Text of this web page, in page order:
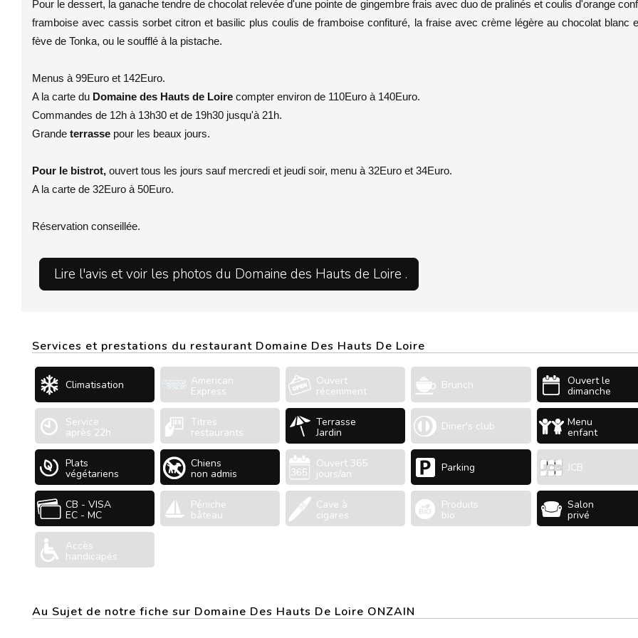
Pour le dessert, la ganache tendre de chocolat relevée d'une pointe de gingembre frais avec duo de pralinés et coulis d'orange
framboise avec cassis sorbet citron et basilic plus coulis de framboise confituré, la fraise avec crème légère au chocolat blanc
fève de Tonka, ou le soufflé à la pistache.
Menus à 99Euro et 142Euro.
A la carte du Domaine des Hauts de Loire compter environ de 110Euro à 140Euro.
Commandes de 12h à 13h30 et de 19h30 jusqu'à 21h.
Grande terrasse pour les beaux jours.
Pour le bistrot, ouvert tous les jours sauf mercredi et jeudi soir, menu à 32Euro et 34Euro.
A la carte de 32Euro à 50Euro.
Réservation conseillée.
Lire l'avis et voir les photos du Domaine des Hauts de Loire .
Services et prestations du restaurant Domaine Des Hauts De Loire
Climatisation American
Express
Ouvert
récemment Brunch Ouvert le
dimanche
Service
après 22h
Titres
restaurants
Terrasse
Jardin Diner's club Menu
enfant
Plats
végétariens
Chiens
non admis
Ouvert 365
jours/an Parking JCB
CB - VISA
EC - MC
Péniche
bâteau
Cave à
cigares
Produits
bio
Salon
privé
Accès
handicapés
Au Sujet de notre fiche sur Domaine Des Hauts De Loire ONZAIN